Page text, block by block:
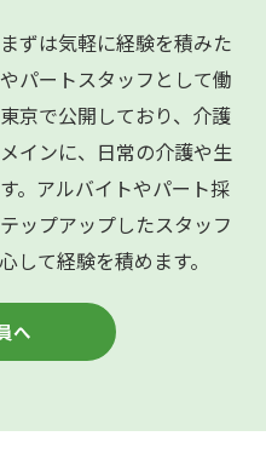
ずは気軽に経験を積みた
パートスタッフとして働
京で公開しており、介護
インに、日常の介護や生
。アルバイトやパート採
ップアップしたスタッフ
して経験を積めます。
へ